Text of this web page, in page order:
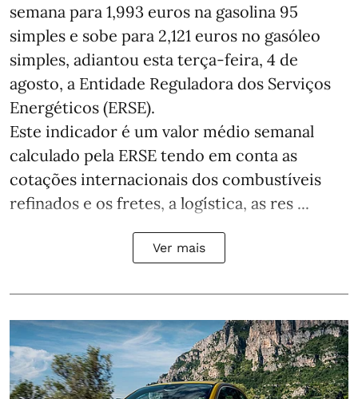
semana para 1,993 euros na gasolina 95
simples e sobe para 2,121 euros no gasóleo
simples, adiantou esta terça-feira, 4 de
agosto, a Entidade Reguladora dos Serviços
Energéticos (ERSE).
Este indicador é um valor médio semanal
calculado pela ERSE tendo em conta as
cotações internacionais dos combustíveis
refinados e os fretes, a logística, as res ...
Ver mais